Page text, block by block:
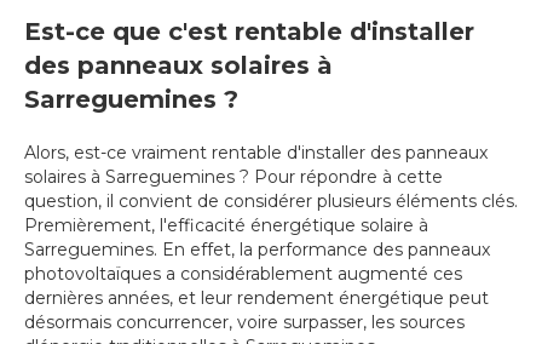
Est-ce que c'est rentable d'installer
des panneaux solaires à
Sarreguemines ?
Alors, est-ce vraiment rentable d'installer des panneaux
solaires à Sarreguemines ? Pour répondre à cette
question, il convient de considérer plusieurs éléments clés.
Premièrement, l'efficacité énergétique solaire à
Sarreguemines. En effet, la performance des panneaux
photovoltaïques a considérablement augmenté ces
dernières années, et leur rendement énergétique peut
désormais concurrencer, voire surpasser, les sources